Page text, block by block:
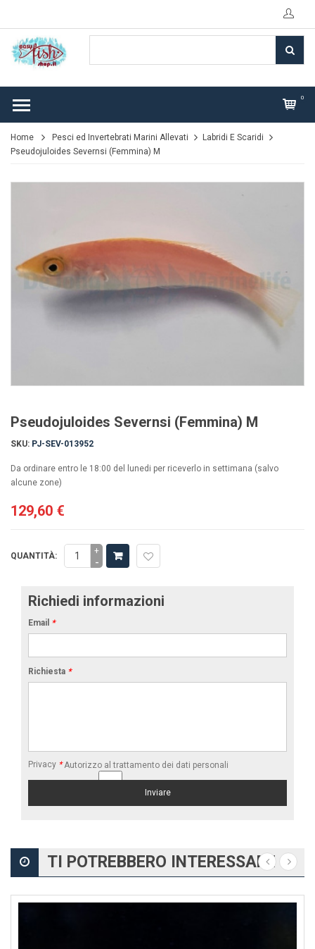
0
Home Pesci ed Invertebrati Marini Allevati
Labridi E Scaridi
Pseudojuloides Severnsi (Femmina) M
Pseudojuloides Severnsi (Femmina) M
SKU: PJ-SEV-013952
Da ordinare entro le 18:00 del lunedi per riceverlo in settimana (salvo
alcune zone)
129,60 €
QUANTITÀ: +
-
Richiedi informazioni
Email *
Richiesta *
Privacy * Autorizzo al trattamento dei dati personali
TI POTREBBERO INTERESSARE